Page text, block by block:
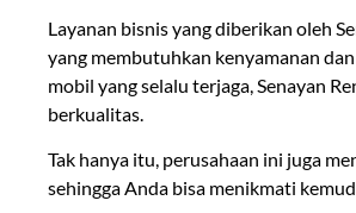
Layanan bisnis yang diberikan oleh
yang membutuhkan kenyamanan
mobil yang selalu terjaga, Senayan
berkualitas.
Tak hanya itu, perusahaan ini juga
sehingga Anda bisa menikmati